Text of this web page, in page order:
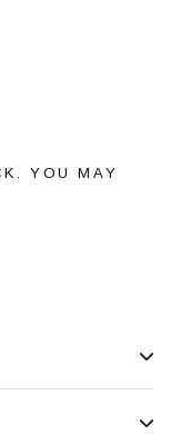
YOU MAY